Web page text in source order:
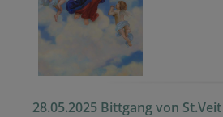
28.05.2025 Bittgang von